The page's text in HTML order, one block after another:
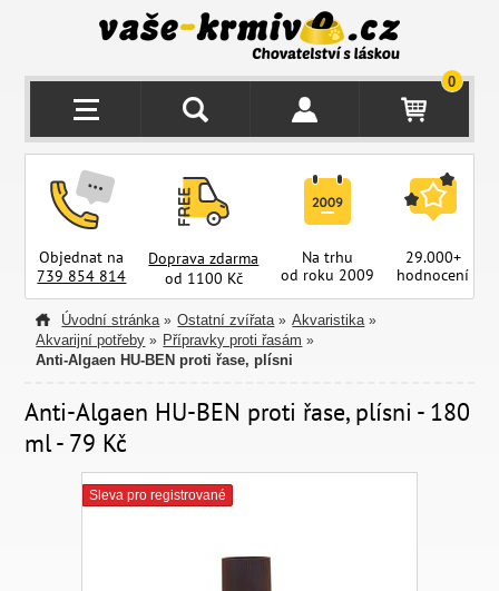
0
Objednat na
739 854 814
Doprava zdarma
od 1100 Kč
Na trhu
od roku 2009
29.000+
hodnocení
Úvodní stránka » Ostatní zvířata » Akvaristika »
Akvarijní potřeby » Přípravky proti řasám »
Anti-Algaen HU-BEN proti řase, plísni
Anti-Algaen HU-BEN proti řase, plísni - 180
ml - 79 Kč
Sleva pro registrované